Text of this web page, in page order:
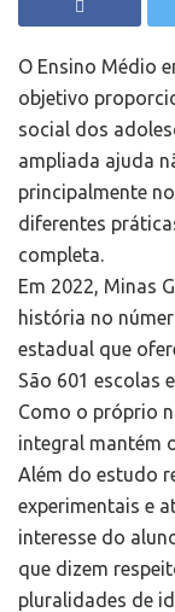
O Ensino Médio
objetivo
social dos
ampliada ajuda
principalmente
diferentes
completa.
Em 2022, Minas
história no
estadual que
São 601 escolas
Como o próprio
integral mantém
Além do estudo
experimentais e
interesse do
que dizem
pluralidades de